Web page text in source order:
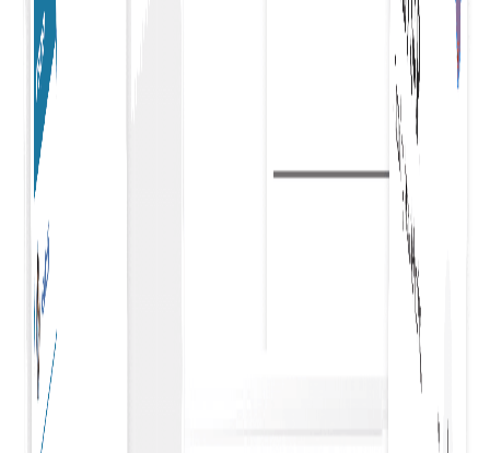
Εταιρικό Ταμείο αγορών
Εξορθολογίζει τις αγορές για τις επιχειρήσεις,
προσφέροντας μια απρόσκοπτη, αποτελεσματική
διαδικασία που ενισχύει την παραγωγικότητα και
Ροή εργασιών έγκρισης
Η ενσωμάτωση της ροής εργασιών έγκρισης με το ταμείο
απλοποιεί τη διαδικασία αγορών, διασφαλίζοντας